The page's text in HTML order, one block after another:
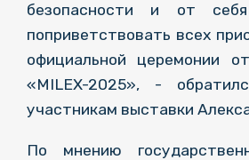
безопасности и от
поприветствовать всех
официальной церемонии
«MILEX-2025», -
участникам выставки
По мнению